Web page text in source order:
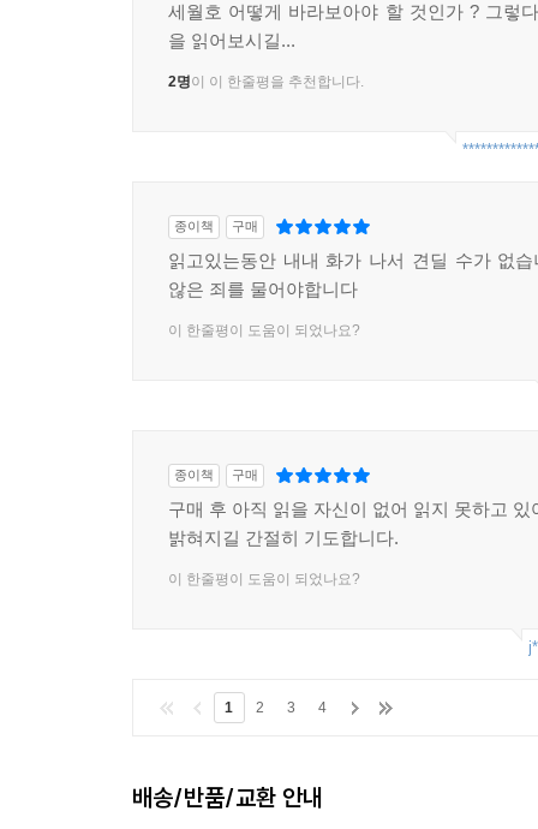
2부: 왜 못 구했나
101분 동안 기울어져가는 배에서 해경이 승객
3부: 왜 침몰했나
세월호의 침몰 원인을 심층적으로 분석했다. 일
어떤 자료가 공개되어야 하는지 제언했다.
4부: “대한민국에서 제일 위험한 배”, 어떻게 태어
국가기관의 관리·감독은 제대로 이뤄지지 않았
‘한국적 정서’ 안에서 “대한민국에서 제일 위험한
세월호 어떻게 바라보아야 할 것인가 ? 그렇
을 읽어보시길...
2명이 이 한줄평을 추천합니다.
종이책 구매
읽고있는동안 내내 화가 나서 견딜 수가 없
않은 죄를 물어야합니다
이 한줄평이 도움이 되었나요?
종이책 구매
구매 후 아직 읽을 자신이 없어 읽지 못하고 있
밝혀지길 간절히 기도합니다.
이 한줄평이 도움이 되었나요?
1 2 3 4
배송/반품/교환 안내